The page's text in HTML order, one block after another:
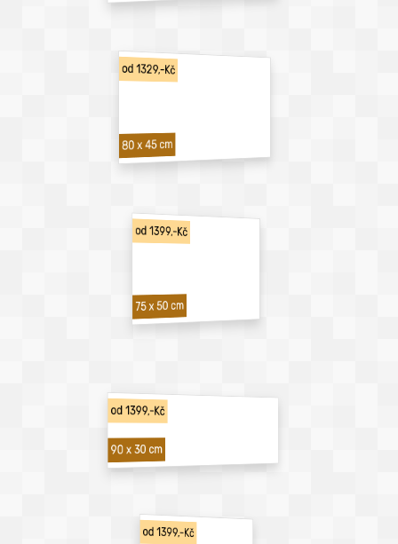
od 1329,-Kč
80 x 45 cm
od 1399,-Kč
75 x 50 cm
od 1399,-Kč
90 x 30 cm
od 1399,-Kč